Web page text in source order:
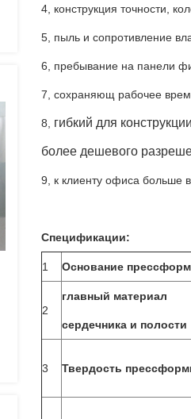
4, конструкция точности,
5, пыль и сопротивление
6, пребывание на панели
7, сохраняющ рабочее
8, гибкий для
более дешевого
9, к клиенту офиса больше
Спецификации:
1 Основание
2
главный материал
сердечника и полости
3 Твердость